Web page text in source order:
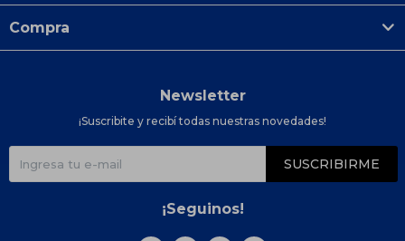
Compra
Newsletter
¡Suscribite y recibí todas nuestras novedades!
SUSCRIBIRME
¡Seguinos!